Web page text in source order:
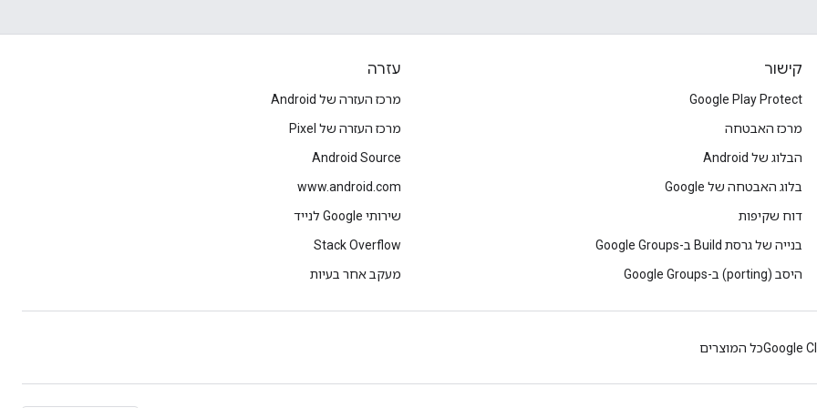
קישור
Google Play Protect
מרכז האבטחה
הבלוג של Android
בלוג האבטחה של Google
דוח שקיפות
בנייה של גרסת Build ב-Google Groups
היסב (porting) ב-Google Groups
עזרה
מרכז העזרה של Android
מרכז העזרה של Pixel
Android Source
www.android.com
שירותי Google לנייד
Stack Overflow
מעקב אחר בעיות
Googleכל המוצרים